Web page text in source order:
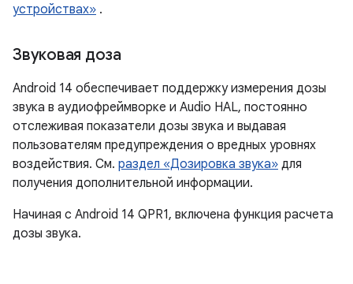
устройствах» .
Звуковая доза
Android 14 обеспечивает поддержку измерения дозы
звука в аудиофреймворке и Audio HAL, постоянно
отслеживая показатели дозы звука и выдавая
пользователям предупреждения о вредных уровнях
воздействия. См. раздел «Дозировка звука» для
получения дополнительной информации.
Начиная с Android 14 QPR1, включена функция расчета
дозы звука.